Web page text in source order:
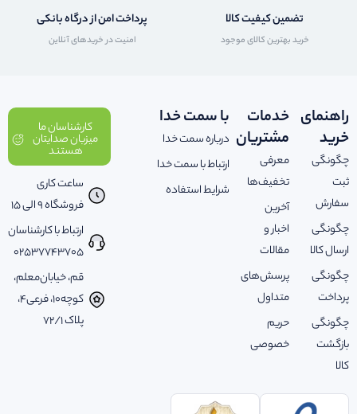
تضمین کیفیت کالا
خرید بهترین کالای موجود
پرداخت امن از درگاه بانکی
امنیت در خریدهای آنلاین
راهنمای
خرید
چگونگی
ثبت
سفارش
چگونگی
ارسال کالا
چگونگی
پرداخت
چگونگی
بازگشت
کالا
خدمات
مشتریان
معرفی
تخفیف‌ها
آخرین
اخبار و
مقالات
پرسش‌های
متداول
حریم
خصوصی
با سمت خدا
درباره سمت خدا
ارتباط با سمت خدا
شرایط استفاده
کارشناسان ما
میزبان صدایتان
هستند
ساعت کاری
فروشگاه 9 الی 15
ارتباط با کارشناسان
02537743705
قم، خیابان‌معلم،
کوچه‌10، فرعی‌4،
پلاک ‌72/1